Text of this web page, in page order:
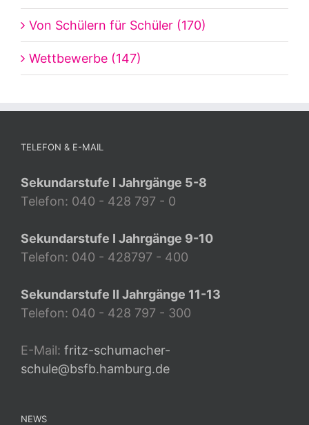
Von Schülern für Schüler (170)
Wettbewerbe (147)
TELEFON & E-MAIL
Sekundarstufe I Jahrgänge 5-8
Telefon: 040 - 428 797 - 0
Sekundarstufe I Jahrgänge 9-10
Telefon: 040 - 428797 - 400
Sekundarstufe II Jahrgänge 11-13
Telefon: 040 - 428 797 - 300
E-Mail: fritz-schumacher-
schule@bsfb.hamburg.de
NEWS